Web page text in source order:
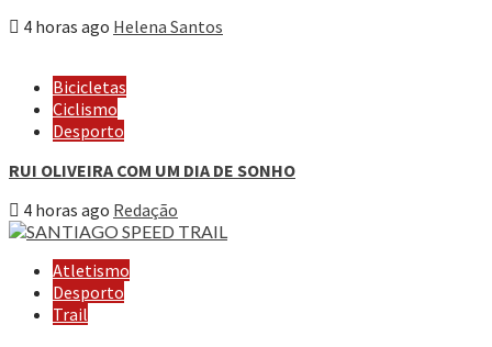
4 horas ago Helena Santos
Bicicletas
Ciclismo
Desporto
RUI OLIVEIRA COM UM DIA DE SONHO
4 horas ago Redação
Atletismo
Desporto
Trail